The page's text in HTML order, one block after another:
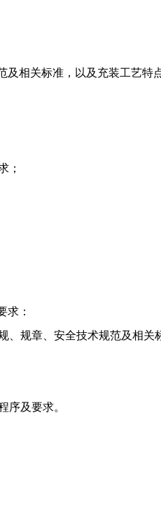
相关标准，以及充装工艺特
；
求：
规章、安全技术规范及相关
序及要求。